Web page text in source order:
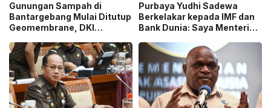
Gunungan Sampah di
Bantargebang Mulai Ditutup
Geomembrane, DKI
Sistem Open Dumping!
Purbaya Yudhi Sadewa
Berkelakar kepada IMF dan
Bank Dunia: Saya Menteri
Beruntung di Dunia!